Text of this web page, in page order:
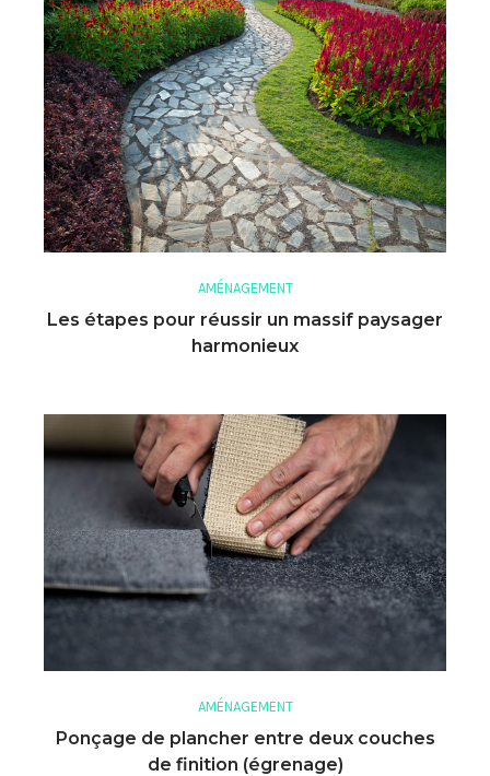
AMÉNAGEMENT
Les étapes pour réussir un massif paysager
harmonieux
AMÉNAGEMENT
Ponçage de plancher entre deux couches
de finition (égrenage)